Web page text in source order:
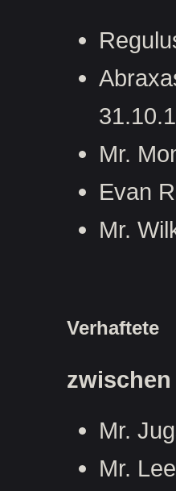
Mr.
Evan
Mr.
Verhaftete
zwischen
Mr.
Mr. Lee